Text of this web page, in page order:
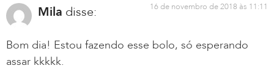
Mila disse: 16 de novembro de 2018 às 11:11
Bom dia! Estou fazendo esse bolo, só esperando
assar kkkkk.